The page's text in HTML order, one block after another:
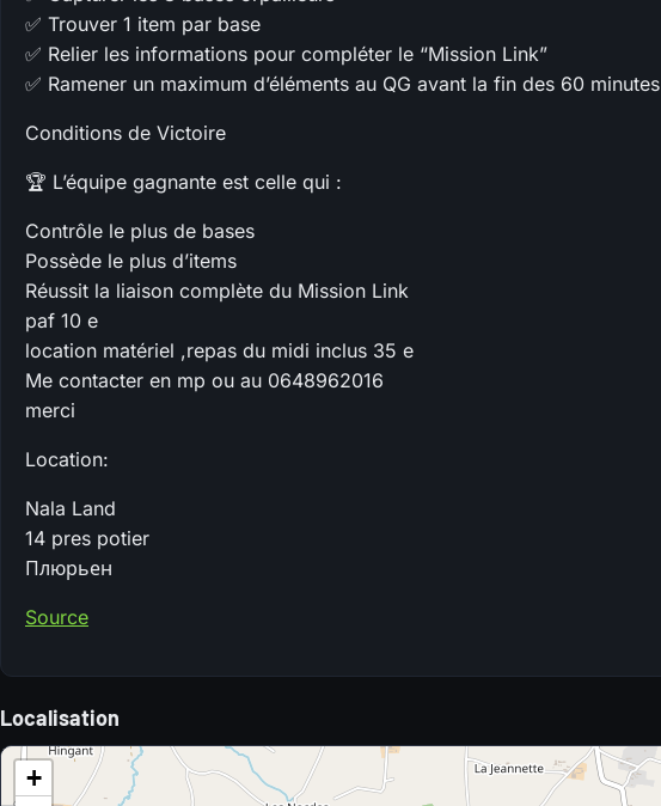
✅ Trouver 1 item par base
✅ Relier les informations pour compléter le “Mission Link”
✅ Ramener un maximum d’éléments au QG avant la fin des 60 minutes
Conditions de Victoire
🏆 L’équipe gagnante est celle qui :
Contrôle le plus de bases
Possède le plus d’items
Réussit la liaison complète du Mission Link
paf 10 e
location matériel ,repas du midi inclus 35 e
Me contacter en mp ou au 0648962016
merci
Location:
Nala Land
14 pres potier
Плюрьен
Source
Localisation
+